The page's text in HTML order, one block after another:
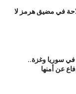
في مضيق هرمز لا
في سوريا وغزة..
عن أمنها